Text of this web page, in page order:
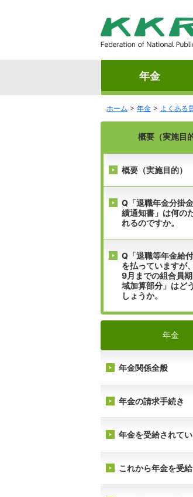
年金
ホーム 年金 よくある
概要（実施目
概要（実施目的）
Q「退職年金分掛
績通知書」は何の
れるのですか。
Q「退職等年金給
を払っていますが
9月までの組合員
域加算部分」はど
しょうか。
年金
年金関係全般
年金の請求手続き
年金を受給されて
これから年金を受